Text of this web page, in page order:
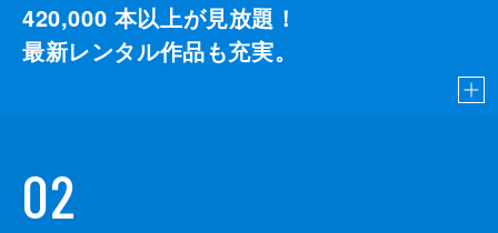
420,000 本以上が見放題！
最新レンタル作品も充実。
02